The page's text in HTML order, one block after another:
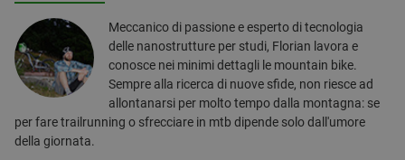
Meccanico di passione e esperto di tecnologia
delle nanostrutture per studi, Florian lavora e
conosce nei minimi dettagli le mountain bike.
Sempre alla ricerca di nuove sfide, non riesce ad
allontanarsi per molto tempo dalla montagna: se
per fare trailrunning o sfrecciare in mtb dipende solo dall'umore
della giornata.